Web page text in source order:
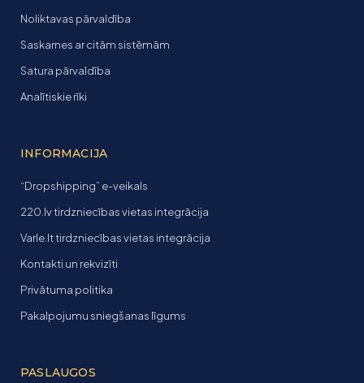
Noliktavas pārvaldība
Saskarnes ar citām sistēmām
Satura pārvaldība
Analītiskie rīki
INFORMACIJA
“Dropshipping” e-veikals
220.lv tirdzniecības vietas integrācija
Varle.lt tirdzniecības vietas integrācija
Kontakti un rekvizīti
Privātuma politika
Pakalpojumu sniegšanas līgums
PASLAUGOS